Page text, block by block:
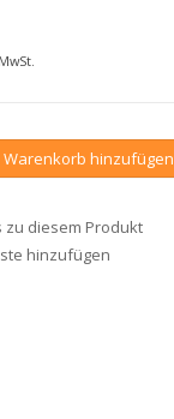
Warenkorb hinzufügen
zu diesem Produkt
hinzufügen